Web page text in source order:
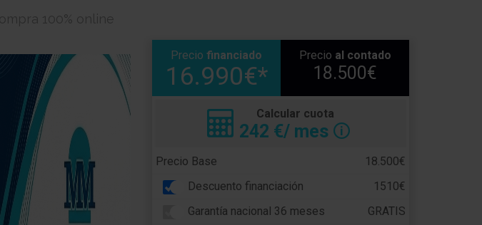
Precio financiado
16.990€*
Precio al contado
18.500€
Calcular cuota
242 €/ mes 🛈
Precio Base
18.500€
Descuento financiación
1510€
Garantía nacional 36 meses
GRATIS